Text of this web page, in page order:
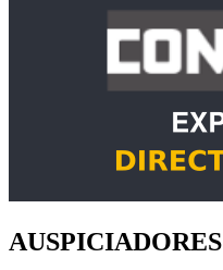
AUSPICIADORES